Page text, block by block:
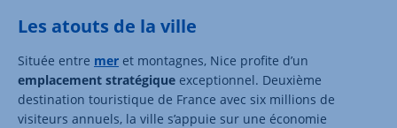
Les atouts de la ville
Située entre mer et montagnes, Nice profite d’un
emplacement stratégique exceptionnel. Deuxième
destination touristique de France avec six millions de
visiteurs annuels, la ville s’appuie sur une économie